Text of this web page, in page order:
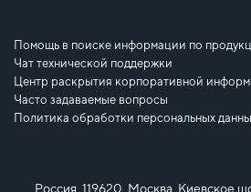
Помощь в поиске информации по
Чат технической поддержки
Центр раскрытия корпоративной
Часто задаваемые вопросы
Политика обработки персональных
Россия, 119620, Москва, Киевское